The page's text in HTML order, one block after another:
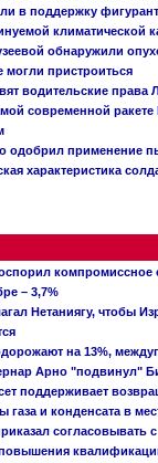
в поддержку
климатической
обнаружили
могли пристроиться
водительские права
современной ракете
одобрил применение
характеристика
– 3,7%
Нетаниягу, чтобы
на 13%,
Арно "подвинул"
поддерживает
газа и конденсата в
согласовывать